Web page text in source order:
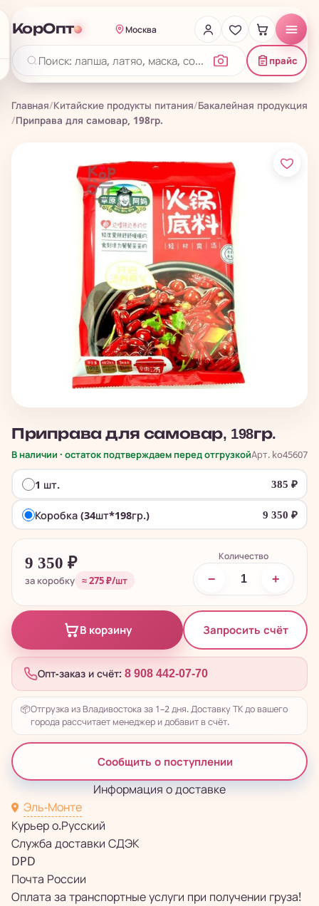
КорОпт Москва
прайс
Главная/Китайские продукты питания/Бакалейная продукция
/Приправа для самовар, 198гр.
Приправа для самовар, 198гр.
В наличии · остаток подтверждаем перед отгрузкойАрт. ko45607
1 шт. 385 ₽
Коробка (34шт*198гр.) 9 350 ₽
9 350 ₽
за коробку ≈ 275 ₽/шт
Количество
− +
В корзину Запросить счёт
Опт-заказ и счёт: 8 908 442-07-70
📦Отгрузка из Владивостока за 1–2 дня. Доставку ТК до вашего
города рассчитает менеджер и добавит в счёт.
Сообщить о поступлении
Информация о доставке
Эль-Монте
Курьер о.Русский
Служба доставки СДЭК
DPD
Почта России
Оплата за транспортные услуги при получении груза!